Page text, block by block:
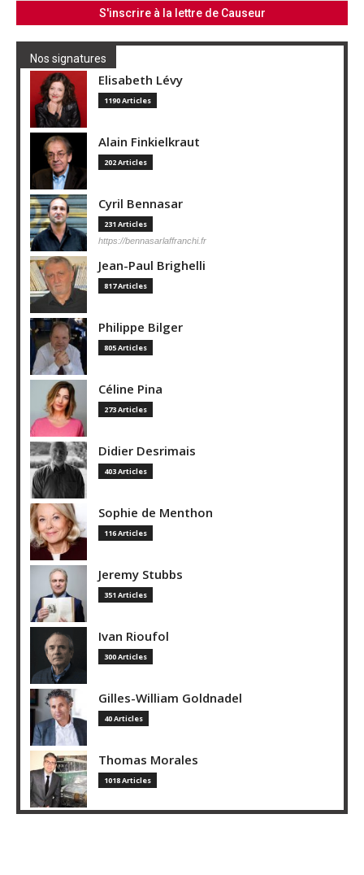
Nos signatures
Elisabeth Lévy
1190 Articles
Alain Finkielkraut
202 Articles
Cyril Bennasar
231 Articles
https://bennasarlaffranchi.fr
Jean-Paul Brighelli
817 Articles
Philippe Bilger
805 Articles
Céline Pina
273 Articles
Didier Desrimais
403 Articles
Sophie de Menthon
116 Articles
Jeremy Stubbs
351 Articles
Ivan Rioufol
300 Articles
Gilles-William Goldnadel
40 Articles
Thomas Morales
1018 Articles